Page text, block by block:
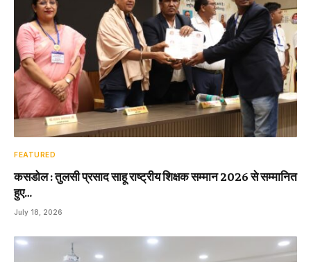
FEATURED
कसडोल : तुलसी प्रसाद साहू राष्ट्रीय शिक्षक सम्मान 2026 से सम्मानित
हुए…
July 18, 2026